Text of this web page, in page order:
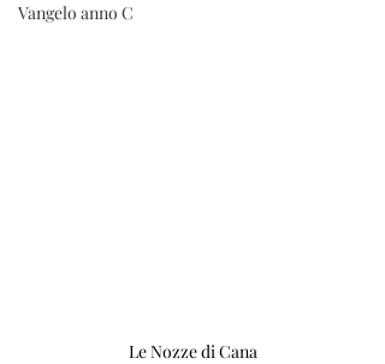
Vangelo anno C
Le Nozze di Cana